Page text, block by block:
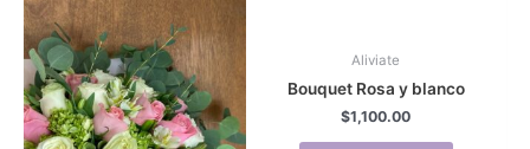
Aliviate
Bouquet Rosa y blanco
$1,100.00